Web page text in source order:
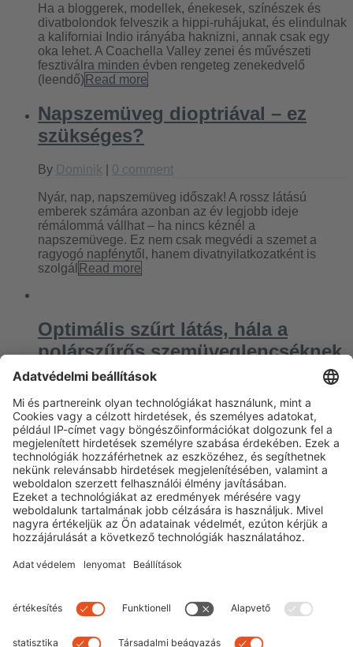
Ha a bloggerek, modellek, énekesek, színészek és
divatbolondok felveszik a hippi-ruhájukat, és elindulnak
a kaliforniai Indio irányába haknizni, annak csak egy
oka lehet. A Coachella Valley zenei és művészeti
fesztiválra minden évben rengeteg zenekedvelő
(leendő) Read more
Napszemüveg dioptriával – ez
szükséges?
By Dominik 0 comment
Nyár, nap, napszemüveg időszak! A rossz látású
emberek számára azonban az év legjobb ideje
rémálommá vállhat – ha nincs kéznél a
napszemüvege. Ez nem csak megvédi a szemet a
ragyogó napfénytől, hanem divatnyilatkozatként is
szolgál Read more
Optimális szűrt látás, hála a
polárszűrős szemüveglencséknek
ByDominik|0 comment
A polárszűrős napszemüveg nem csak egyszerűen egy
klasszikus fényvédő. Manapság már sokkal inkább egy
nélkülözhetetlen és kötelező divat kiegészítő. Ezen
kívül a polárszűrős napszemüveg nem csak stílusos,
hanem funkcionális is. De a helyes napszemüveg
kiválasztásánálRead more
Leave a Comment
You must belogged into post a comment.
Search